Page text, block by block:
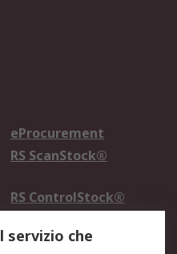
eProcurement
RS ScanStock®
RS ControlStock®
servizio che